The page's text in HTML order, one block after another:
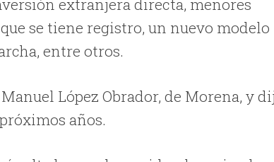
extranjera directa, menores
se tiene registro, un nuevo modelo
entre otros.
López Obrador, de Morena, y
años.